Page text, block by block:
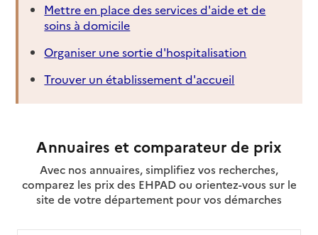
Mettre en place des services d'aide et de
soins à domicile
Organiser une sortie d'hospitalisation
Trouver un établissement d'accueil
Annuaires et comparateur de prix
Avec nos annuaires, simplifiez vos recherches,
comparez les prix des EHPAD ou orientez-vous sur le
site de votre département pour vos démarches